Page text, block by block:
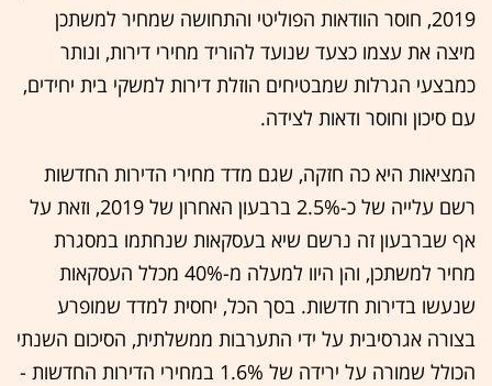
2019, חוסר הוודאות הפוליטי והתחושה שמחיר למשתכן
מיצה את עצמו כצעד שנועד להוריד מחירי דירות, ונותר
כמבצעי הגרלות שמבטיחים הוזלת דירות למשקי בית יחידים,
עם סיכון וחוסר ודאות לצידה.
המציאות היא כה חזקה, שגם מדד מחירי הדירות החדשות
רשם עלייה של כ-2.5% ברבעון האחרון של 2019, וזאת על
אף שברבעון זה נרשם שיא בעסקאות שנחתמו במסגרת
מחיר למשתכן, והן היוו למעלה מ-40% מכלל העסקאות
שנעשו בדירות חדשות. בסך הכל, יחסית למדד שמופרע
בצורה אגרסיבית על ידי התערבות ממשלתית, הסיכום השנתי
הכולל שמורה על ירידה של 1.6% במחירי הדירות החדשות -